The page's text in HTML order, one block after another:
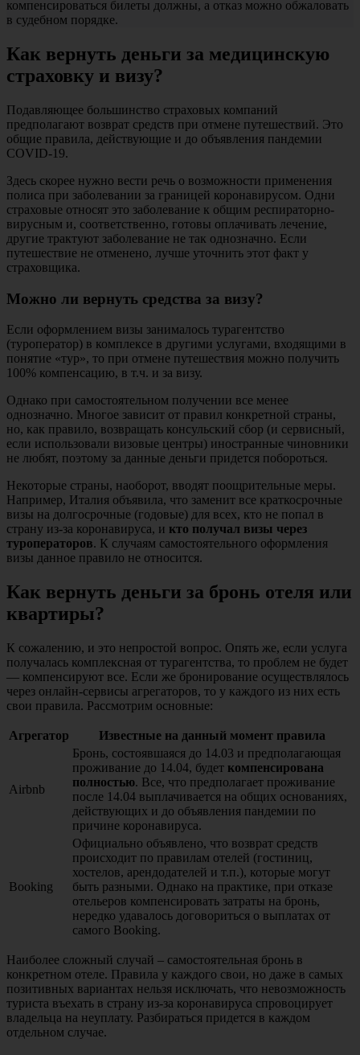
компенсироваться билеты должны, а отказ можно обжаловать
в судебном порядке.
Как вернуть деньги за медицинскую
страховку и визу?
Подавляющее большинство страховых компаний
предполагают возврат средств при отмене путешествий. Это
общие правила, действующие и до объявления пандемии
COVID-19.
Здесь скорее нужно вести речь о возможности применения
полиса при заболевании за границей коронавирусом. Одни
страховые относят это заболевание к общим респираторно-
вирусным и, соответственно, готовы оплачивать лечение,
другие трактуют заболевание не так однозначно. Если
путешествие не отменено, лучше уточнить этот факт у
страховщика.
Можно ли вернуть средства за визу?
Если оформлением визы занималось турагентство
(туроператор) в комплексе в другими услугами, входящими в
понятие «тур», то при отмене путешествия можно получить
100% компенсацию, в т.ч. и за визу.
Однако при самостоятельном получении все менее
однозначно. Многое зависит от правил конкретной страны,
но, как правило, возвращать консульский сбор (и сервисный,
если использовали визовые центры) иностранные чиновники
не любят, поэтому за данные деньги придется побороться.
Некоторые страны, наоборот, вводят поощрительные меры.
Например, Италия объявила, что заменит все краткосрочные
визы на долгосрочные (годовые) для всех, кто не попал в
страну из-за коронавируса, и кто получал визы через
туроператоров. К случаям самостоятельного оформления
визы данное правило не относится.
Как вернуть деньги за бронь отеля или
квартиры?
К сожалению, и это непростой вопрос. Опять же, если услуга
получалась комплексная от турагентства, то проблем не будет
— компенсируют все. Если же бронирование осуществлялось
через онлайн-сервисы агрегаторов, то у каждого из них есть
свои правила. Рассмотрим основные:
Агрегатор Известные на данный момент правила
Airbnb
Бронь, состоявшаяся до 14.03 и предполагающая
проживание до 14.04, будет компенсирована
полностью. Все, что предполагает проживание
после 14.04 выплачивается на общих основаниях,
действующих и до объявления пандемии по
причине коронавируса.
Booking
Официально объявлено, что возврат средств
происходит по правилам отелей (гостиниц,
хостелов, арендодателей и т.п.), которые могут
быть разными. Однако на практике, при отказе
отельеров компенсировать затраты на бронь,
нередко удавалось договориться о выплатах от
самого Booking.
Наиболее сложный случай – самостоятельная бронь в
конкретном отеле. Правила у каждого свои, но даже в самых
позитивных вариантах нельзя исключать, что невозможность
туриста въехать в страну из-за коронавируса спровоцирует
владельца на неуплату. Разбираться придется в каждом
отдельном случае.